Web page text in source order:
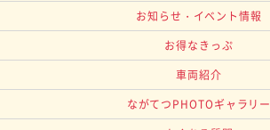
お知らせ・イベント情報
お得なきっぷ
車両紹介
ながてつPHOTOギャラリー